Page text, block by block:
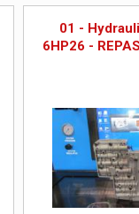
01 -
6HP26 -